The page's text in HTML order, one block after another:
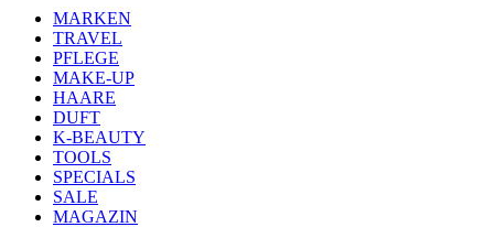
MARKEN
TRAVEL
PFLEGE
MAKE-UP
HAARE
DUFT
K-BEAUTY
TOOLS
SPECIALS
SALE
MAGAZIN